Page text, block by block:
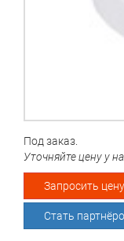
Под заказ.
Уточняйте цену у
Запросить цену
Стать